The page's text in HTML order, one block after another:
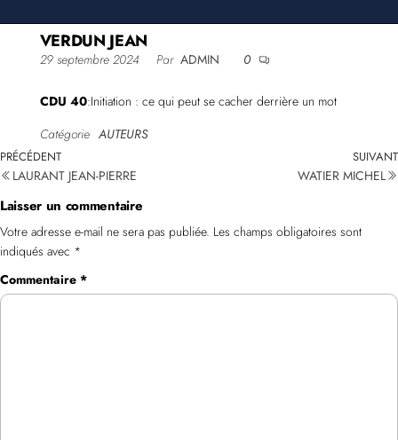
VERDUN JEAN
29 septembre 2024 Par ADMIN 0
CDU 40:Initiation : ce qui peut se cacher derrière un mot
Catégorie AUTEURS
PRÉCÉDENT
LAURANT JEAN-PIERRE
SUIVANT
WATIER MICHEL
Laisser un commentaire
Votre adresse e-mail ne sera pas publiée. Les champs obligatoires sont
indiqués avec *
Commentaire *